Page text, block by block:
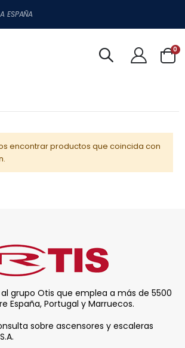
ESPAÑA
Cart
0
encontrar productos que coincida con
grupo Otis que emplea a más de 5500
España, Portugal y Marruecos.
sobre ascensores y escaleras